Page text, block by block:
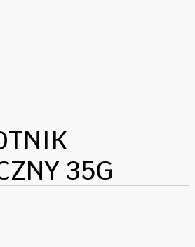
35G